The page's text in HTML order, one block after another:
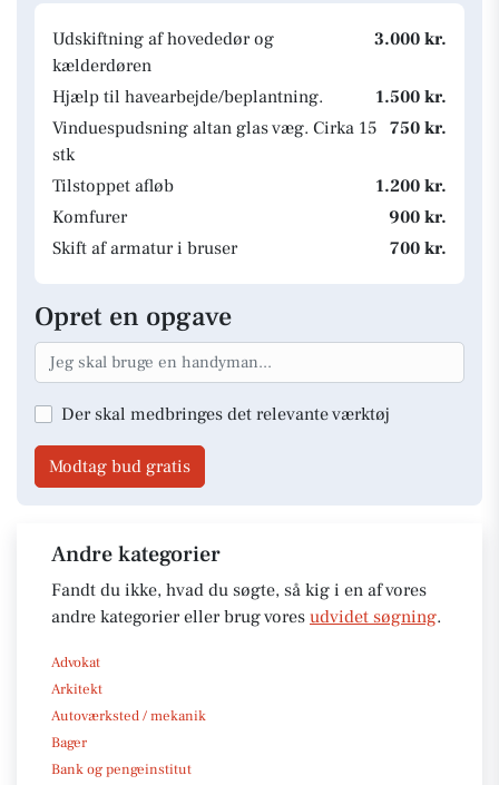
Udskiftning af hovededør og
kælderdøren
3.000 kr.
Hjælp til havearbejde/beplantning.
1.500 kr.
Vinduespudsning altan glas væg. Cirka 15
stk
750 kr.
Tilstoppet afløb
1.200 kr.
Komfurer
900 kr.
Skift af armatur i bruser
700 kr.
Opret en opgave
Der skal medbringes det relevante værktøj
Modtag bud gratis
Andre kategorier
Fandt du ikke, hvad du søgte, så kig i en af vores
andre kategorier eller brug vores udvidet søgning.
Advokat
Arkitekt
Autoværksted / mekanik
Bager
Bank og pengeinstitut